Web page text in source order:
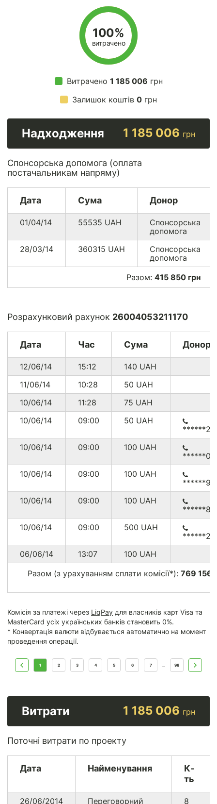
100%
витрачено
Витрачено 1 185 006 грн
Залишок коштів 0 грн
Надходження 1 185 006 грн
Спонсорська допомога (оплата
постачальникам напряму)
Дата Сума Донор
01/04/14 55535 UAH
Спонсорська
допомога
28/03/14
360315 UAH
Спонсорська
допомога
Разом: 415 850 грн
Розрахунковий рахунок 26004053211170
Дата Час Сума Донор
12/06/14 15:12 140 UAH
11/06/14
10:28 50 UAH
10/06/14
11:28 75 UAH
10/06/14
09:00 50 UAH
10/06/14
09:00 100 UAH
10/06/14
09:00 100 UAH
10/06/14
09:00 100 UAH
10/06/14
09:00 500 UAH
06/06/14
13:07 100 UAH
Разом (з урахуванням сплати комісії*): 769
Комісія за платежі через LiqPay для власників карт Visa та
MasterCard усіх українських банків становить 0%.
* Конвертація валюти відбувається автоматично на момент
проведення операції.
1 2 3 4 5 6 7 ... 98
Витрати 1 185 006 грн
Поточні витрати по проекту
Дата Найменування
К-
ть
26/06/2014
Переговорний
8